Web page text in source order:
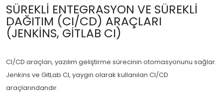
SÜREKLI ENTEGRASYON VE SÜREKLI
DAĞITIM (CI/CD) ARAÇLARI
(JENKINS, GITLAB CI)
CI/CD araçları, yazılım geliştirme sürecinin otomasyonunu sağlar.
Jenkins ve GitLab CI, yaygın olarak kullanılan CI/CD
araçlarındandır.